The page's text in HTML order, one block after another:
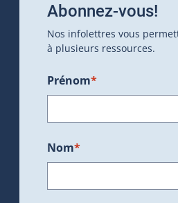
Abonnez-vous!
Nos infolettres vous
à plusieurs ressources.
Prénom*
Nom*